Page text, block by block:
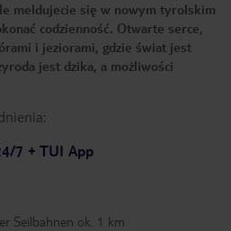
meldujecie się w nowym tyrolskim
codzienność. Otwarte serce,
i jeziorami, gdzie świat jest
jest dzika, a możliwości
7 + TUI App
Seilbahnen ok. 1 km